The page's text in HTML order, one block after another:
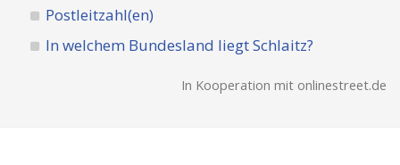
Postleitzahl(en)
In welchem Bundesland liegt Schlaitz?
In Kooperation mit onlinestreet.de